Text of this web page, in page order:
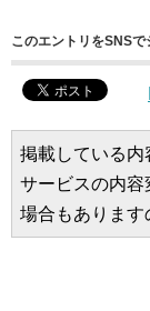
このエントリをSNSで
掲載している内
サービスの内
場合もあります